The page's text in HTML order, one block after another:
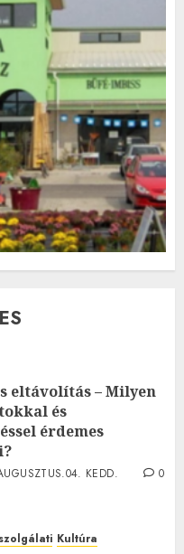
eltávolítás – Milyen
és
érdemes
KEDD.
0
Kultúra